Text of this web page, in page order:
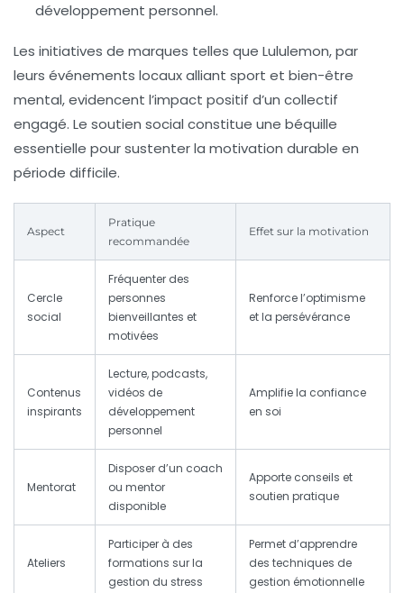
développement personnel.
Les initiatives de marques telles que Lululemon, par
leurs événements locaux alliant sport et bien-être
mental, evidencent l’impact positif d’un collectif
engagé. Le soutien social constitue une béquille
essentielle pour sustenter la motivation durable en
période difficile.
Aspect
Pratique
recommandée
Effet sur la motivation
Cercle
social
Fréquenter des
personnes
bienveillantes et
motivées
Renforce l’optimisme
et la persévérance
Contenus
inspirants
Lecture, podcasts,
vidéos de
développement
personnel
Amplifie la confiance
en soi
Mentorat
Disposer d’un coach
ou mentor
disponible
Apporte conseils et
soutien pratique
Ateliers
Participer à des
formations sur la
gestion du stress
Permet d’apprendre
des techniques de
gestion émotionnelle